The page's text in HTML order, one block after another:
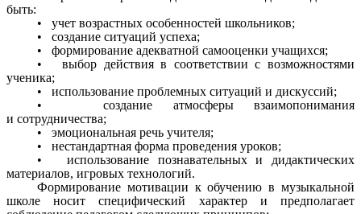
быть:
• учет возрастных особенностей школьников;
• создание ситуаций успеха;
• формирование адекватной самооценки учащихся;
• выбор действия в соответствии с возможностями
ученика;
• использование проблемных ситуаций и дискуссий;
• создание атмосферы взаимопонимания
и сотрудничества;
• эмоциональная речь учителя;
• нестандартная форма проведения уроков;
• использование познавательных и дидактических
материалов, игровых технологий.
Формирование мотивации к обучению в музыкальной
школе носит специфический характер и предполагает